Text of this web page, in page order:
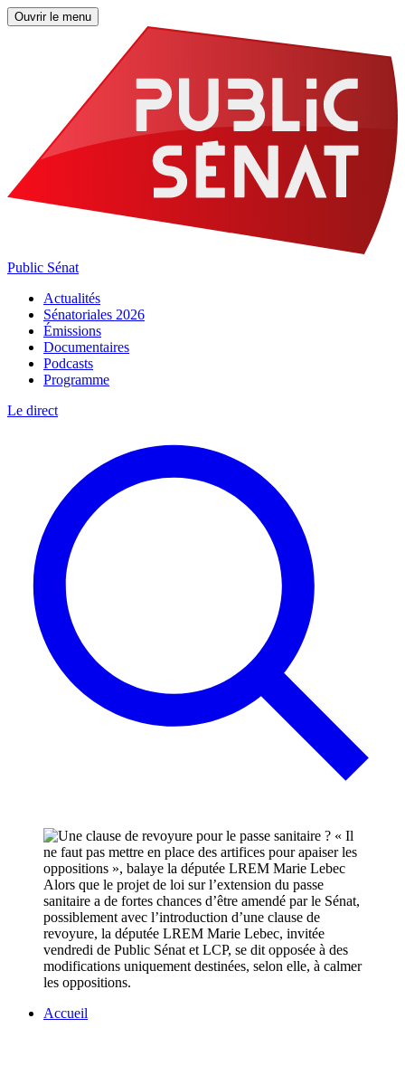
Ouvrir le menu
Public Sénat
Actualités
Sénatoriales 2026
Émissions
Documentaires
Podcasts
Programme
Le direct
Alors que le projet de loi sur l’extension du passe
sanitaire a de fortes chances d’être amendé par le Sénat,
possiblement avec l’introduction d’une clause de
revoyure, la députée LREM Marie Lebec, invitée
vendredi de Public Sénat et LCP, se dit opposée à des
modifications uniquement destinées, selon elle, à calmer
les oppositions.
Accueil